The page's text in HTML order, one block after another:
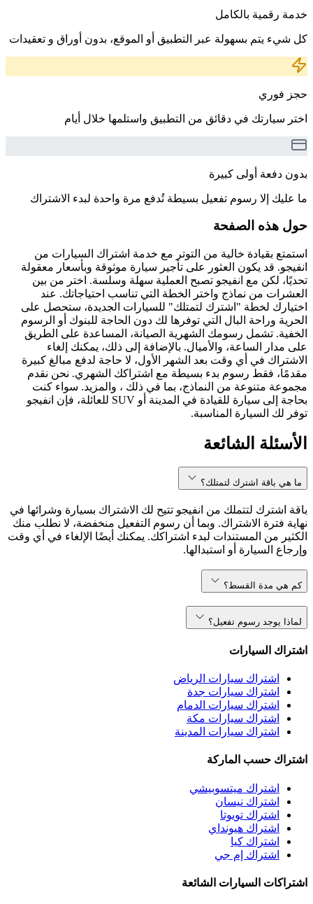
خدمة رقمية بالكامل
كل شيء يتم بسهولة عبر التطبيق أو الموقع، بدون أوراق و تعقيدات
حجز فوري
اختر سيارتك في دقائق من التطبيق واستلمها خلال أيام
بدون دفعة أولى كبيرة
ما عليك إلا رسوم تفعيل بسيطة تُدفع مرة واحدة لبدء الاشتراك
حول هذه الصفحة
استمتع بقيادة خالية من التوتر مع خدمة اشتراك السيارات من
انفيجو. قد يكون العثور على تأجير سيارة موثوقة وبأسعار معقولة
تحديًا، لكن مع انفيجو تصبح العملية سهلة وسلسة. اختر من بين
العشرات من نماذج واختر الخطة التي تناسب احتياجاتك. عند
اختيارك لخطة "اشترك لتمتلك" للسيارات الجديدة، ستحصل على
الحرية وراحة البال التي توفرها لك دون الحاجة للبنوك أو الرسوم
الخفية. تشمل رسومك الشهرية الصيانة، المساعدة على الطريق
على مدار الساعة، والأميال. بالإضافة إلى ذلك، يمكنك إلغاء
الاشتراك في أي وقت بعد الشهر الأول، لا حاجة لدفع مبالغ كبيرة
مقدمًا، فقط رسوم بدء بسيطة مع اشتراكك الشهري. نحن نقدم
مجموعة متنوعة من النماذج، بما في ذلك ، والمزيد. سواء كنت
بحاجة إلى سيارة للقيادة في المدينة أو SUV للعائلة، فإن انفيجو
توفر لك السيارة المناسبة.
الأسئلة الشائعة
ما هي باقة اشترك لتمتلك؟
باقة اشترك لتتملك من انفيجو تتيح لك الاشتراك بسيارة وشرائها في
نهاية فترة الاشتراك. وبما أن رسوم التفعيل منخفضة، لا نطلب منك
الكثير من المستندات لبدء اشتراكك. يمكنك أيضًا الإلغاء في أي وقت
وإرجاع السيارة أو استبدالها.
كم هي مدة القسط؟
لماذا يوجد رسوم تفعيل؟
اشتراك السيارات
اشتراك سيارات الرياض
اشتراك سيارات جدة
اشتراك سيارات الدمام
اشتراك سيارات مكة
اشتراك سيارات المدينة
اشتراك حسب الماركة
اشتراك ميتسوبيشي
اشتراك نيسان
اشتراك تويوتا
اشتراك هيونداي
اشتراك كيا
اشتراك إم جي
اشتراكات السيارات الشائعة